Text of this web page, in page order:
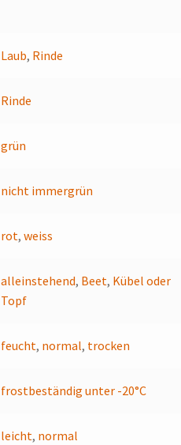
Laub, Rinde
Rinde
grün
nicht immergrün
rot,weiss
alleinstehend, Beet, Kübel oder
Topf
feucht, normal, trocken
frostbeständig unter -20°C
leicht, normal